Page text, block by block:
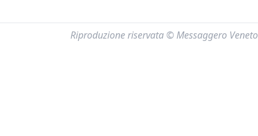
Riproduzione riservata © Messaggero Veneto